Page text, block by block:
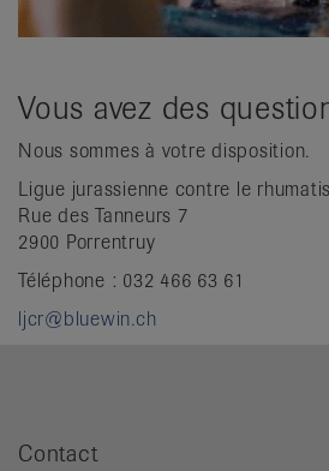
Vous avez des
Nous sommes à votre disposition.
Ligue jurassienne contre le
Rue des Tanneurs 7
2900 Porrentruy
Téléphone : 032 466 63 61
ljcr@bluewin.ch
Contact